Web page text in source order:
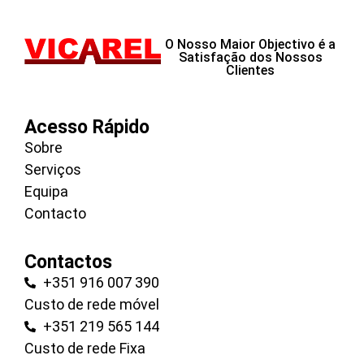
O Nosso Maior Objectivo é a
Satisfação dos Nossos
Clientes
Acesso Rápido
Sobre
Serviços
Equipa
Contacto
Contactos
+351 916 007 390
Custo de rede móvel
+351 219 565 144
Custo de rede Fixa